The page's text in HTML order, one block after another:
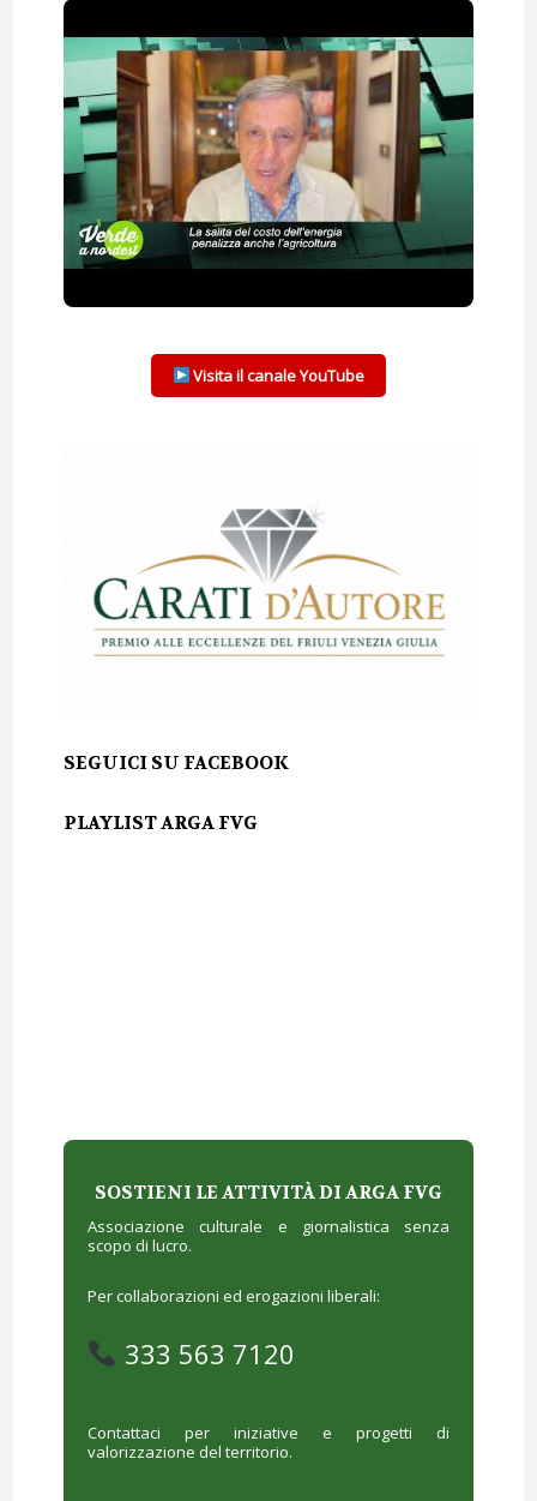
Visita il canale YouTube
SEGUICI SU FACEBOOK
PLAYLIST ARGA FVG
SOSTIENI LE ATTIVITÀ DI ARGA FVG
Associazione culturale e giornalistica senza
scopo di lucro.
Per collaborazioni ed erogazioni liberali:
333 563 7120
Contattaci per iniziative e progetti di
valorizzazione del territorio.